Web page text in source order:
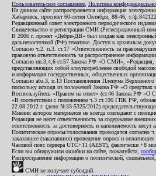
Пользовательское соглашение Политика
На данном сайте распространяется информация
Хабаровск, проспект 60-летия Октября, 88-46, т./
Редакционный совет электронного
Свидетельство о регистрации СМИ (Регистрационный
В 2006 г. проект «Дебри-ДВ» был создан как
дальневосточной (РФ) тематике. Доступ к архивным
Согласно ч.2. п.3. ст.17 «Ответственность за
правовую ответственность за распространение
Согласно пп.3,4,6 ст.57 Закона РФ «О СМИ», «Редакция,
представляющих собой злоупотребление свободой
и информация государственных, общественных
Согласно абз.3, п.13 Постановления Пленума
поскольку исходя из положений Закона РФ «О средствах
Воспользуйтесь «Правом на ответ» (ст.46 Закона РФ «О
«В соответствии с положением ч.3 ст.196 ГПК РФ,
22.08.2012 г. (дело №33-5325/2012)
Мнения авторов материалов не всегда совпадают с
Редакция не несет ответственность за содержание
ответственность за достоверность и наполняемость несут
Политические опросы/голосования проводятся
заказавшее (заказавших) проведение опроса и
Часовой пояс сервера UTC+11 (AEST), фактически +8
Если вы обнаружили ошибки на сайте, пожалуйста,
Распространение информации о политической,
СМИ не получает субсидий.